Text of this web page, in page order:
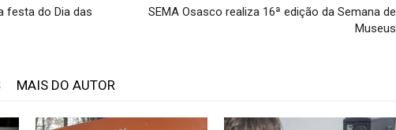
festa do Dia das
SEMA Osasco realiza 16ª edição da Semana de
Museus
MAIS DO AUTOR